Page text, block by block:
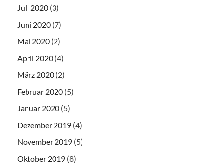
Juli 2020 (3)
Juni 2020 (7)
Mai 2020 (2)
April 2020 (4)
März 2020 (2)
Februar 2020 (5)
Januar 2020 (5)
Dezember 2019 (4)
November 2019 (5)
Oktober 2019 (8)